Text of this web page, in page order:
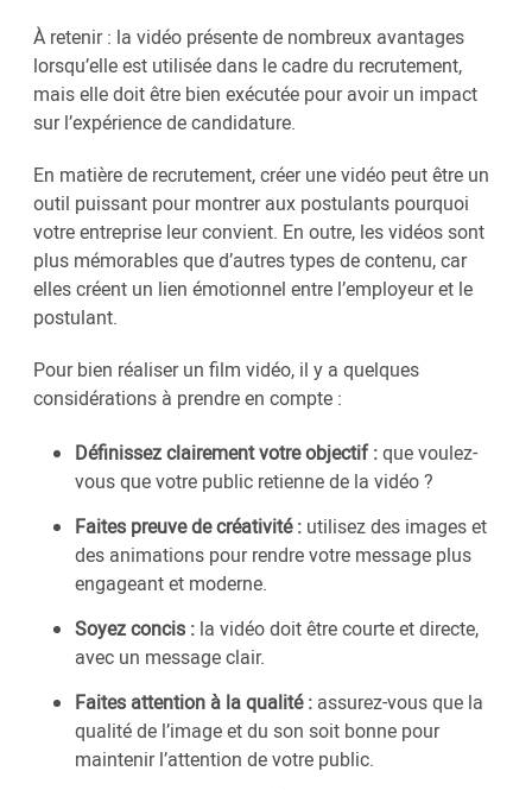
À retenir : la vidéo présente de nombreux avantages
lorsqu’elle est utilisée dans le cadre du recrutement,
mais elle doit être bien exécutée pour avoir un impact
sur l’expérience de candidature.
En matière de recrutement, créer une vidéo peut être un
outil puissant pour montrer aux postulants pourquoi
votre entreprise leur convient. En outre, les vidéos sont
plus mémorables que d’autres types de contenu, car
elles créent un lien émotionnel entre l’employeur et le
postulant.
Pour bien réaliser un film vidéo, il y a quelques
considérations à prendre en compte :
Définissez clairement votre objectif :que voulez-
vous que votre public retienne de la vidéo ?
Faites preuve de créativité : utilisez des images et
des animations pour rendre votre message plus
engageant et moderne.
Soyez concis : la vidéo doit être courte et directe,
avec un message clair.
Faites attention à la qualité : assurez-vous que la
qualité de l’image et du son soit bonne pour
maintenir l’attention de votre public.